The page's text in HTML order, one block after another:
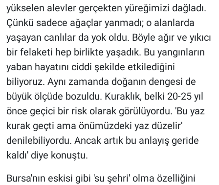
yükselen alevler gerçekten yüreğimizi dağladı.
Çünkü sadece ağaçlar yanmadı; o alanlarda
yaşayan canlılar da yok oldu. Böyle ağır ve yıkıcı
bir felaketi hep birlikte yaşadık. Bu yangınların
yaban hayatını ciddi şekilde etkilediğini
biliyoruz. Aynı zamanda doğanın dengesi de
büyük ölçüde bozuldu. Kuraklık, belki 20-25 yıl
önce geçici bir risk olarak görülüyordu. 'Bu yaz
kurak geçti ama önümüzdeki yaz düzelir'
denilebiliyordu. Ancak artık bu anlayış geride
kaldı' diye konuştu.
Bursa'nın eskisi gibi 'su şehri' olma özelliğini